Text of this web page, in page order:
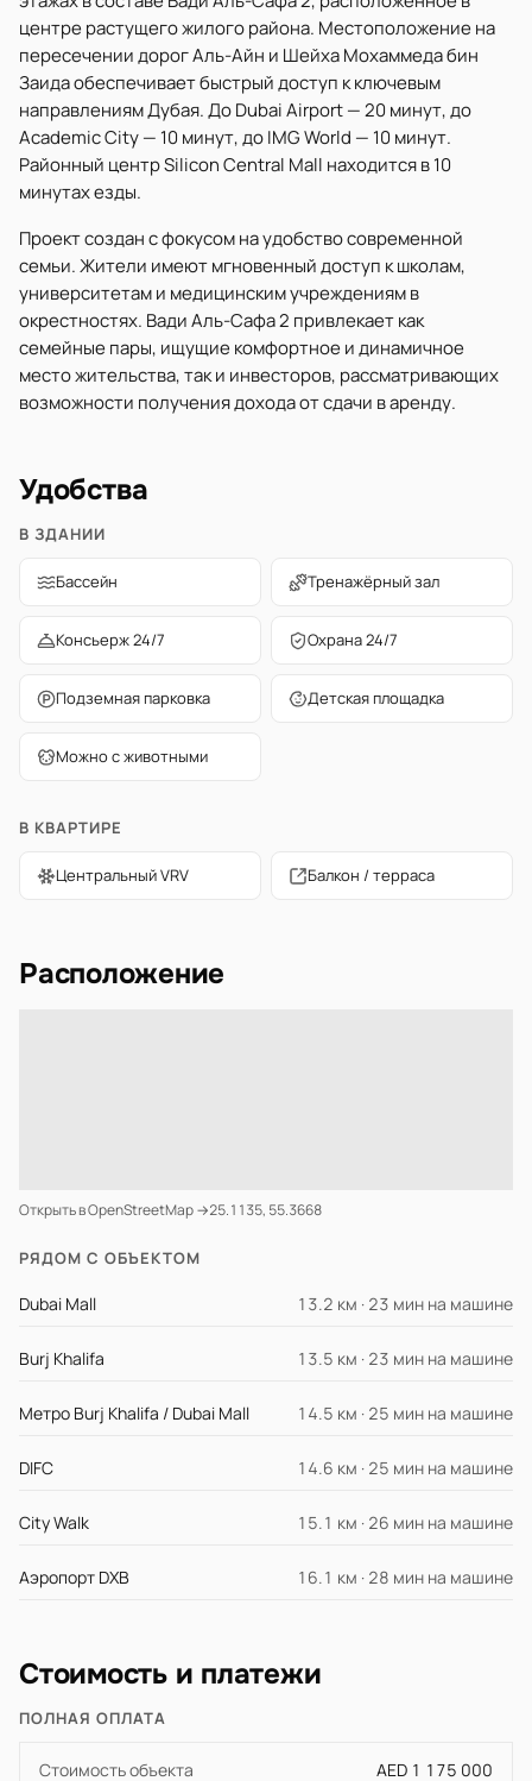
центре растущего жилого района. Местоположение на
пересечении дорог Аль-Айн и Шейха Мохаммеда бин
Заида обеспечивает быстрый доступ к ключевым
направлениям Дубая. До Dubai Airport — 20 минут, до
Academic City — 10 минут, до IMG World — 10 минут.
Районный центр Silicon Central Mall находится в 10
минутах езды.
Проект создан с фокусом на удобство современной
семьи. Жители имеют мгновенный доступ к школам,
университетам и медицинским учреждениям в
окрестностях. Вади Аль-Сафа 2 привлекает как
семейные пары, ищущие комфортное и динамичное
место жительства, так и инвесторов, рассматривающих
возможности получения дохода от сдачи в аренду.
Удобства
В ЗДАНИИ
Бассейн Тренажёрный зал
Консьерж 24/7 Охрана 24/7
Подземная парковка Детская площадка
Можно с животными
В КВАРТИРЕ
Центральный VRV Балкон / терраса
Расположение
Открыть в OpenStreetMap →25.1135, 55.3668
РЯДОМ С ОБЪЕКТОМ
Dubai Mall 13.2 км · 23 мин на машине
Burj Khalifa 13.5 км · 23 мин на машине
Метро Burj Khalifa / Dubai Mall 14.5 км · 25 мин на машине
DIFC 14.6 км · 25 мин на машине
City Walk 15.1 км · 26 мин на машине
Аэропорт DXB 16.1 км · 28 мин на машине
Стоимость и платежи
ПОЛНАЯ ОПЛАТА
Стоимость объекта AED 1 175 000